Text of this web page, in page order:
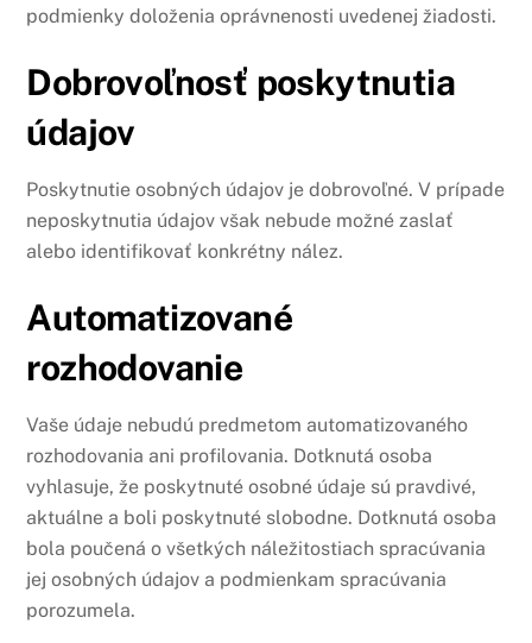
podmienky doloženia oprávnenosti uvedenej žiadosti.
Dobrovoľnosť poskytnutia
údajov
Poskytnutie osobných údajov je dobrovoľné. V prípade
neposkytnutia údajov však nebude možné zaslať
alebo identifikovať konkrétny nález.
Automatizované
rozhodovanie
Vaše údaje nebudú predmetom automatizovaného
rozhodovania ani profilovania. Dotknutá osoba
vyhlasuje, že poskytnuté osobné údaje sú pravdivé,
aktuálne a boli poskytnuté slobodne. Dotknutá osoba
bola poučená o všetkých náležitostiach spracúvania
jej osobných údajov a podmienkam spracúvania
porozumela.